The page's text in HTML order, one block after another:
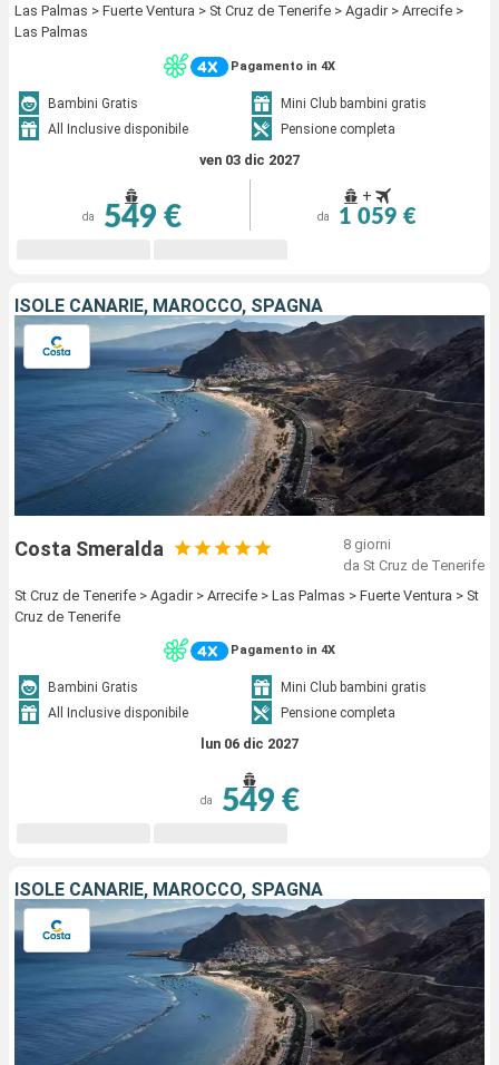
Las Palmas > Fuerte Ventura > St Cruz de Tenerife > Agadir > Arrecife >
Las Palmas
Pagamento in 4X
Bambini Gratis
Mini Club bambini gratis
All Inclusive disponibile
Pensione completa
ven 03 dic 2027
da 549 €
+
da 1 059 €
ISOLE CANARIE, MAROCCO, SPAGNA
Costa Smeralda
8 giorni
da St Cruz de Tenerife
St Cruz de Tenerife > Agadir > Arrecife > Las Palmas > Fuerte Ventura > St
Cruz de Tenerife
Pagamento in 4X
Bambini Gratis
Mini Club bambini gratis
All Inclusive disponibile
Pensione completa
lun 06 dic 2027
da 549 €
ISOLE CANARIE, MAROCCO, SPAGNA